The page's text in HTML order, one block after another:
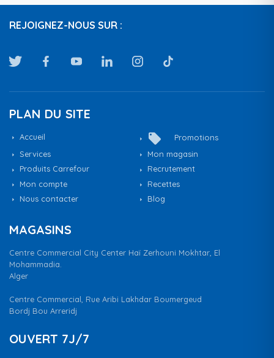
REJOIGNEZ-NOUS SUR :
PLAN DU SITE
Accueil local_offer
Promotions
Services
Mon magasin
Produits Carrefour
Recrutement
Mon compte
Recettes
Nous contacter
Blog
MAGASINS
Centre Commercial City Center Haï Zerhouni Mokhtar, El
Mohammadia.
Alger
Centre Commercial, Rue Aribi Lakhdar Boumergeud
Bordj Bou Arreridj
OUVERT 7J/7